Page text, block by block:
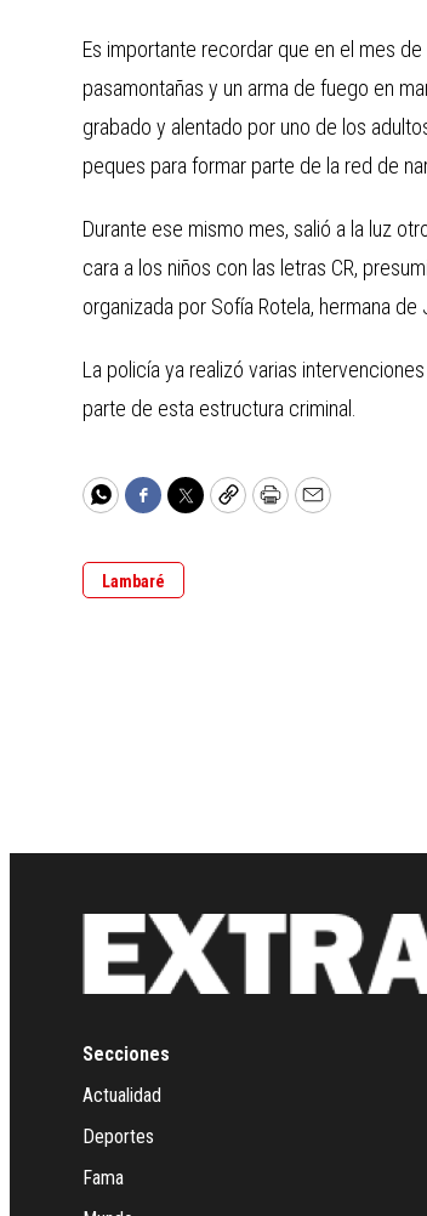
Es importante recordar que en el mes
pasamontañas y un arma de fuego en
grabado y alentado por uno de los
peques para formar parte de la red de
Durante ese mismo mes, salió a la luz
cara a los niños con las letras CR,
organizada por Sofía Rotela, hermana
La policía ya realizó varias
parte de esta estructura criminal.
WhatsApp
Facebook
TwitterCopyPrintEmail
Lambaré
Secciones
Actualidad
Deportes
Fama